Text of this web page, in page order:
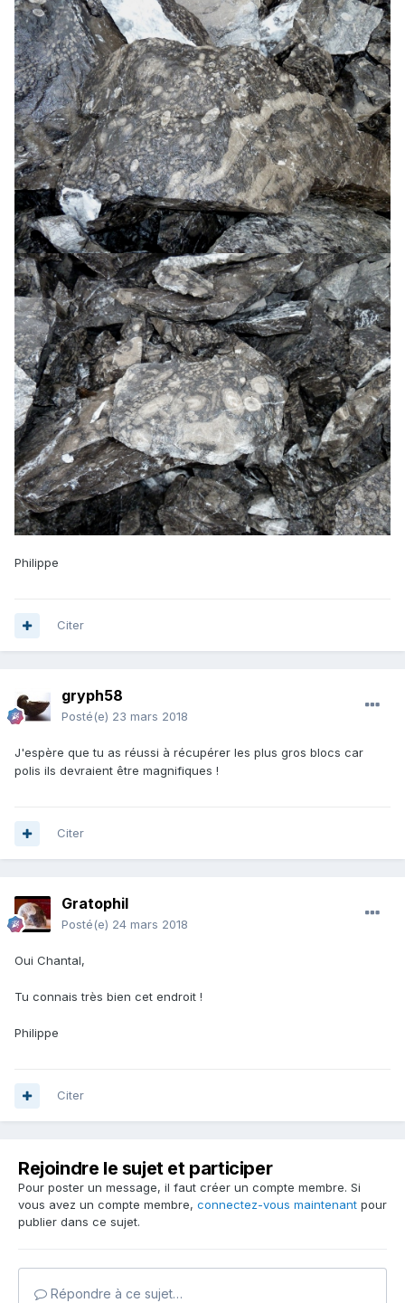
Philippe
Citer
gryph58
Posté(e) 23 mars 2018
J'espère que tu as réussi à récupérer les plus gros blocs car
polis ils devraient être magnifiques !
Citer
Gratophil
Posté(e) 24 mars 2018
Oui Chantal,
Tu connais très bien cet endroit !
Philippe
Citer
Rejoindre le sujet et participer
Pour poster un message, il faut créer un compte membre. Si
vous avez un compte membre, connectez-vous maintenant pour
publier dans ce sujet.
Répondre à ce sujet…